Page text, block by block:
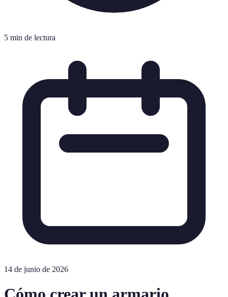
5 min de lectura
14 de junio de 2026